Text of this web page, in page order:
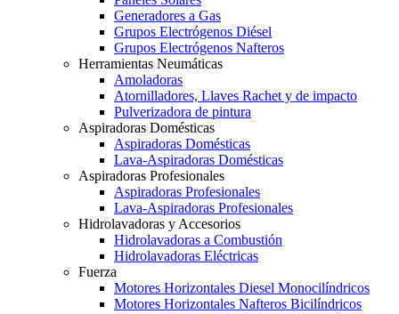
Generadores a Gas
Grupos Electrógenos Diésel
Grupos Electrógenos Nafteros
Herramientas Neumáticas
Amoladoras
Atornilladores, Llaves Rachet y de impacto
Pulverizadora de pintura
Aspiradoras Domésticas
Aspiradoras Domésticas
Lava-Aspiradoras Domésticas
Aspiradoras Profesionales
Aspiradoras Profesionales
Lava-Aspiradoras Profesionales
Hidrolavadoras y Accesorios
Hidrolavadoras a Combustión
Hidrolavadoras Eléctricas
Fuerza
Motores Horizontales Diesel Monocilíndricos
Motores Horizontales Nafteros Bicilíndricos